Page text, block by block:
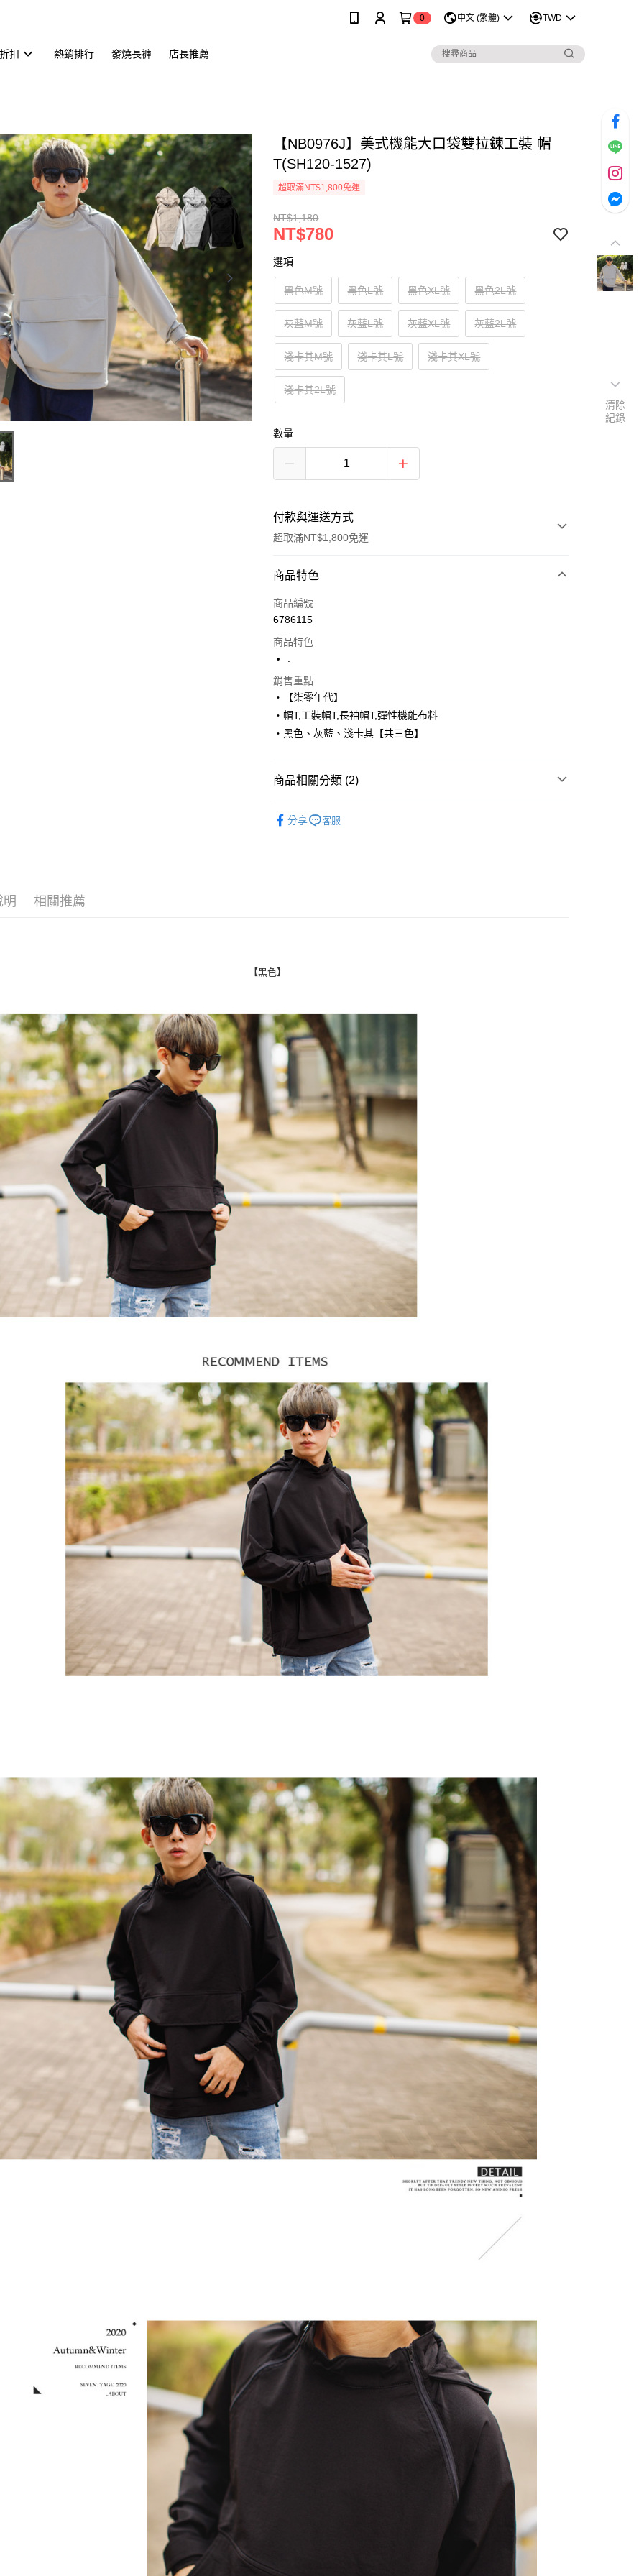
0 中文 (繁體) TWD
扣 熱銷排行 發燒長褲 店長推薦
【NB0976J】美式機能大口袋雙拉鍊工裝 帽
T(SH120-1527)
超取滿NT$1,800免運
NT$1,180
NT$780
選項
黑色M號 黑色L號 黑色XL號 黑色2L號
灰藍M號 灰藍L號 灰藍XL號 灰藍2L號
淺卡其M號 淺卡其L號 淺卡其XL號
淺卡其2L號
數量
付款與運送方式
超取滿NT$1,800免運
付款方式
信用卡一次付款
Apple Pay
悠遊付
AFTEE先享後付
【關於「AFTEE先享後付」】
先享後付繳納相關費用。
※ 交易是否成功請以「AFTEE先享後付 」之結帳頁面顯示為準，若有關於
是否繳費成功／繳費後需取消欲退款等相關疑問，請聯繫「AFTEE先享後
付客戶支援中心」
【注意事項】
１．透過由恩沛科技股份有限公司提供之「AFTEE先享後付」服務完成之
交易，需依本服務之必要範圍內提供個人資料，並將交易相關給付款項請
求債權轉讓予恩沛科技股份有限公司。
２．關於個人資料處理事宜，請瀏覽以下網址：
https://aftee.tw/terms/#terms3
３．未成年的使用者請事先徵得法定代理人或監護人之同意方可使用
「AFTEE先享後付」，若未經同意申辦者引起之損失，本公司不負相關責
４．使用「AFTEE先享後付」時，將依據個別帳號之用戶狀況，依本公司
即時審查核予不同之上限額度；若仍有額度不足之情形，本公司將視審查
結果請求用戶進行身份認證。
５．嚴禁一人註冊多個帳號或使用他人資訊註冊。若發現惡意使用之情
形，恩沛科技股份有限公司將有權停止該用戶之使用額度並採取法律行
ATM付款
每筆NT$80，滿NT$1,800(含以上)免運費
每筆NT$80，滿NT$1,800(含以上)免運費
先付款後7-11取貨
每筆NT$80，滿NT$1,800(含以上)免運費
宅配
每筆NT$120，滿NT$3,000(含以上)免運費
商品特色
商品編號
6786115
商品特色
銷售重點
‧【柒零年代】
‧帽T,工裝帽T,長袖帽T,彈性機能布料
‧黑色、灰藍、淺卡其【共三色】
商品相關分類 (2)
分享 客服
明 相關推薦
【黑色】
清除
紀錄